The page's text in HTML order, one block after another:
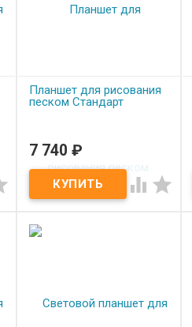
Планшет для рисования
песком Стандарт
Под заказ
Планшет для рисования
песком Стандарт
7 740₽
 